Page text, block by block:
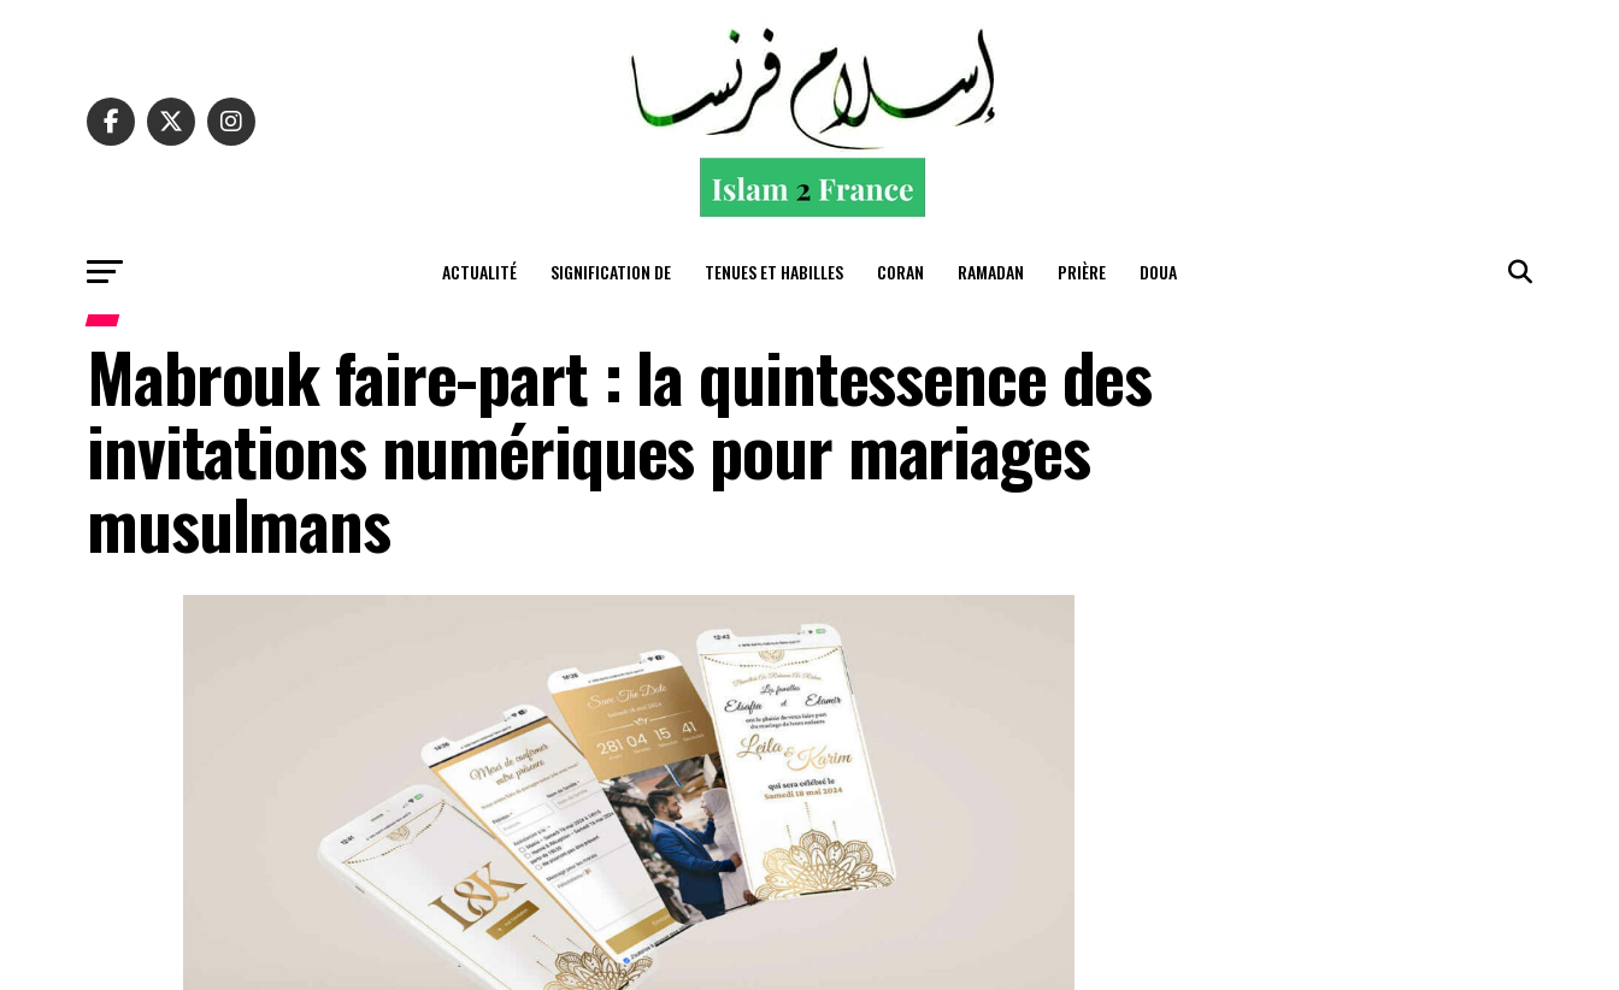
ACTUALITÉ SIGNIFICATION DE TENUES ET HABILLES CORAN RAMADAN PRIÈRE DOUA
Mabrouk faire-part : la quintessence des
invitations numériques pour mariages
musulmans